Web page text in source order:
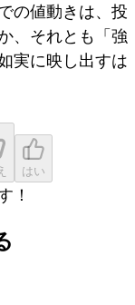
の値動きは、投
、それとも「強
実に映し出すは
はい
！